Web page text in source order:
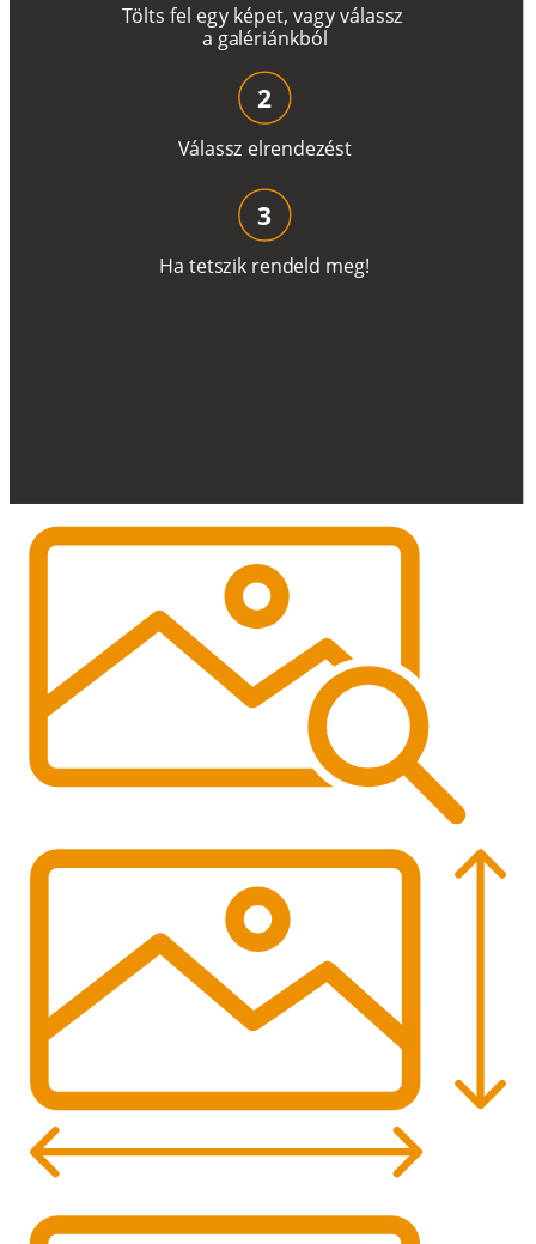
Tölts fel egy képet, vagyválassz
a galériánkból
Válassz elrendezést
2
Ha tetszik rendeld meg!
3